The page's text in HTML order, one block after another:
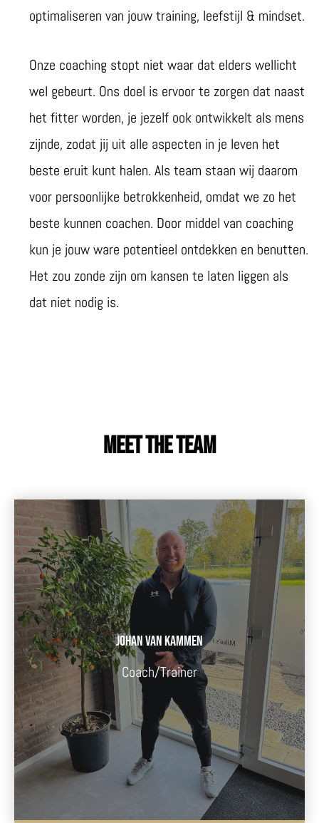
optimaliseren van jouw training, leefstijl & mindset.
Onze coaching stopt niet waar dat elders wellicht
wel gebeurt. Ons doel is ervoor te zorgen dat naast
het fitter worden, je jezelf ook ontwikkelt als mens
zijnde, zodat jij uit alle aspecten in je leven het
beste eruit kunt halen. Als team staan wij daarom
voor persoonlijke betrokkenheid, omdat we zo het
beste kunnen coachen. Door middel van coaching
kun je jouw ware potentieel ontdekken en benutten.
Het zou zonde zijn om kansen te laten liggen als
dat niet nodig is.
Meet The team
Johan Van Kammen
Coach/trainer